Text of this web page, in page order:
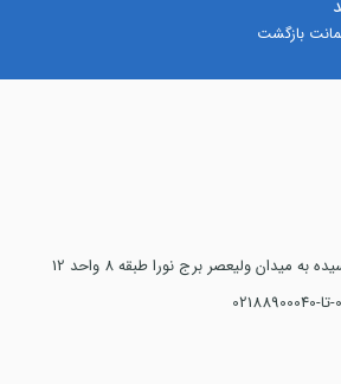
بازگشت
میدان ولیعصر برج نورا طبقه 8 واحد 12